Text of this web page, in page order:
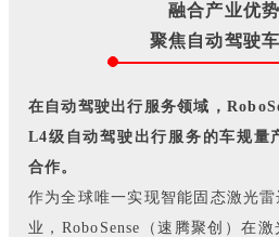
融合产业优
聚焦自动驾驶
在自动驾驶出行服务领域，
L4级自动驾驶出行服务的车规量
合作。
作为全球唯一实现智能固态激光
业，RoboSense（速腾聚创）在